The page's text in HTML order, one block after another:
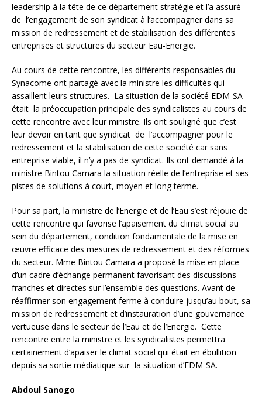
leadership à la tête de ce département stratégie et l’a assuré
de l’engagement de son syndicat à l’accompagner dans sa
mission de redressement et de stabilisation des différentes
entreprises et structures du secteur Eau-Energie.
Au cours de cette rencontre, les différents responsables du
Synacome ont partagé avec la ministre les difficultés qui
assaillent leurs structures. La situation de la société EDM-SA
était la préoccupation principale des syndicalistes au cours de
cette rencontre avec leur ministre. Ils ont souligné que c’est
leur devoir en tant que syndicat de l’accompagner pour le
redressement et la stabilisation de cette société car sans
entreprise viable, il n’y a pas de syndicat. Ils ont demandé à la
ministre Bintou Camara la situation réelle de l’entreprise et ses
pistes de solutions à court, moyen et long terme.
Pour sa part, la ministre de l’Energie et de l’Eau s’est réjouie de
cette rencontre qui favorise l’apaisement du climat social au
sein du département, condition fondamentale de la mise en
œuvre efficace des mesures de redressement et des réformes
du secteur. Mme Bintou Camara a proposé la mise en place
d’un cadre d’échange permanent favorisant des discussions
franches et directes sur l’ensemble des questions. Avant de
réaffirmer son engagement ferme à conduire jusqu’au bout, sa
mission de redressement et d’instauration d’une gouvernance
vertueuse dans le secteur de l’Eau et de l’Energie. Cette
rencontre entre la ministre et les syndicalistes permettra
certainement d’apaiser le climat social qui était en ébullition
depuis sa sortie médiatique sur la situation d’EDM-SA.
Abdoul Sanogo